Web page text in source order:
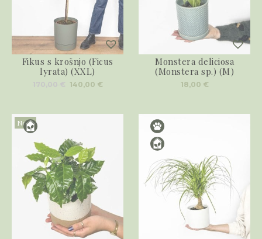
Fikus s krošnjo (Ficus
lyrata) (XXL)
Izvirna
cena
170,00 €.
140,00 €Trenutna
Monstera deliciosa
(Monstera sp.) (M)
18,00 €
Novo